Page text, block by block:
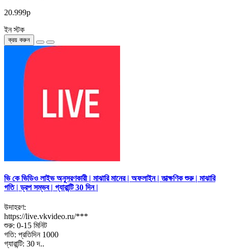
20.999р
ইন স্টক
ক্রয় করুন
ভি কে ভিডিও লাইভ অনুসরণকারী | মাঝারি মানের | অফলাইন | তাত্ক্ষণিক শুরু | মাঝারি
গতি | ড্রপ সম্ভব | গ্যারান্টি 30 দিন |
উদাহরণ:
https://live.vkvideo.ru/***
শুরু: 0-15 মিনিট
গতি: প্রতিদিন 1000
গ্যারান্টি: 30 দ..